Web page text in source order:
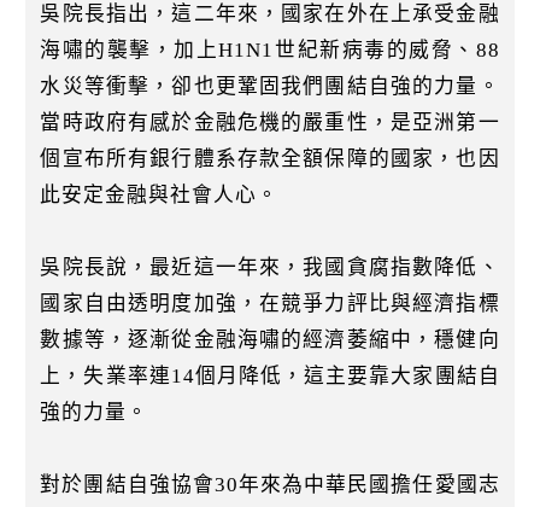
吳院長指出，這二年來，國家在外在上承受金融
海嘯的襲擊，加上H1N1世紀新病毒的威脅、88
水災等衝擊，卻也更鞏固我們團結自強的力量。
當時政府有感於金融危機的嚴重性，是亞洲第一
個宣布所有銀行體系存款全額保障的國家，也因
此安定金融與社會人心。
吳院長說，最近這一年來，我國貪腐指數降低、
國家自由透明度加強，在競爭力評比與經濟指標
數據等，逐漸從金融海嘯的經濟萎縮中，穩健向
上，失業率連14個月降低，這主要靠大家團結自
強的力量。
對於團結自強協會30年來為中華民國擔任愛國志